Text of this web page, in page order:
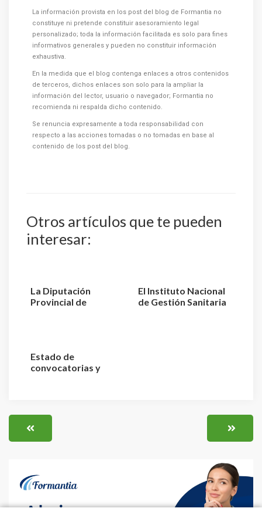
La información provista en los post del blog de Formantia no
constituye ni pretende constituir asesoramiento legal
personalizado; toda la información facilitada es solo para fines
informativos generales y pueden no constituir información
exhaustiva.
En la medida que el blog contenga enlaces a otros contenidos
de terceros, dichos enlaces son solo para la ampliar la
información del lector, usuario o navegador; Formantia no
recomienda ni respalda dicho contenido.
Se renuncia expresamente a toda responsabilidad con
respecto a las acciones tomadas o no tomadas en base al
contenido de los post del blog.
Otros artículos que te pueden
interesar:
La Diputación
Provincial de
El Instituto Nacional
de Gestión Sanitaria
Estado de
convocatorias y